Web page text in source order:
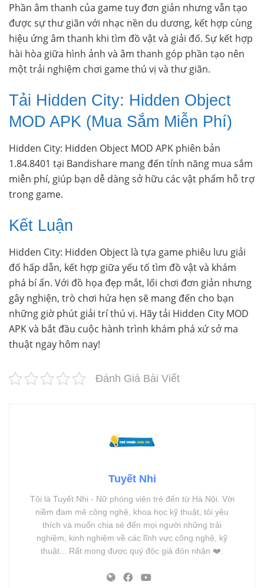
Phần âm thanh của game tuy đơn giản nhưng vẫn tạo
được sự thư giãn với nhạc nền du dương, kết hợp cùng
hiệu ứng âm thanh khi tìm đồ vật và giải đố. Sự kết hợp
hài hòa giữa hình ảnh và âm thanh góp phần tạo nên
một trải nghiệm chơi game thú vị và thư giãn.
Tải Hidden City: Hidden Object
MOD APK (Mua Sắm Miễn Phí)
Hidden City: Hidden Object MOD APK phiên bản
1.84.8401 tại Bandishare mang đến tính năng mua sắm
miễn phí, giúp bạn dễ dàng sở hữu các vật phẩm hỗ trợ
trong game.
Kết Luận
Hidden City: Hidden Object là tựa game phiêu lưu giải
đố hấp dẫn, kết hợp giữa yếu tố tìm đồ vật và khám
phá bí ẩn. Với đồ họa đẹp mắt, lối chơi đơn giản nhưng
gây nghiện, trò chơi hứa hẹn sẽ mang đến cho bạn
những giờ phút giải trí thú vị. Hãy tải Hidden City MOD
APK và bắt đầu cuộc hành trình khám phá xứ sở ma
thuật ngay hôm nay!
Đánh Giá Bài Viết
Tuyết Nhi
Tôi là Tuyết Nhi - Nữ phóng viên trẻ đến từ Hà Nội. Với
niềm đam mê công nghệ, khoa học kỹ thuật, tôi yêu
thích và muốn chia sẻ đến mọi người những trải
nghiệm, kinh nghiệm về các lĩnh vực công nghệ, kỹ
thuật... Rất mong được quý độc giả đón nhận ❤️.